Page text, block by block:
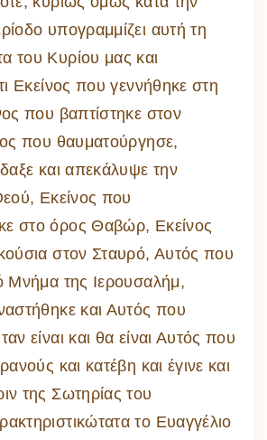
υπογραμμίζει αυτή τη
του Κυρίου μας και
Εκείνος που γεννήθηκε στη
που βαπτίστηκε στον
που θαυματούργησε,
και απεκάλυψε την
Εκείνος που
στο όρος Θαβώρ, Εκείνος
στον Σταυρό, Αυτός που
Μνήμα της Ιερουσαλήμ,
και Αυτός που
είναι και θα είναι Αυτός που
και κατέβη και έγινε και
της Σωτηρίας του
το Ευαγγέλιο